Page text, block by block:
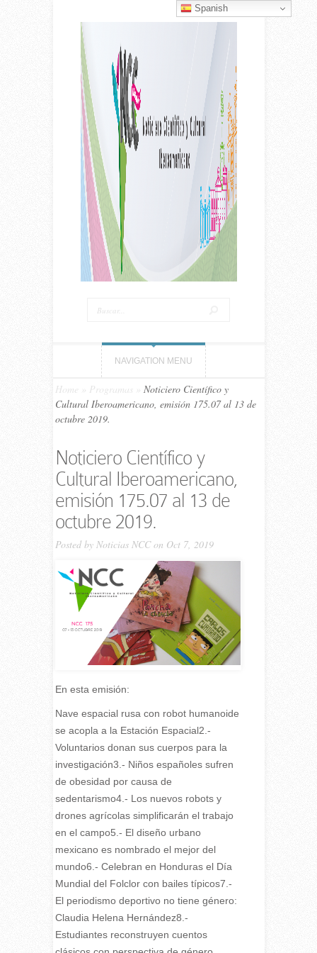
NAVIGATION MENU
Home Programas
Noticiero Científico y
Cultural Iberoamericano, emisión 175.07 al 13 de
octubre 2019.
Noticiero Científico y
Cultural Iberoamericano,
emisión 175.07 al 13 de
octubre 2019.
Posted by Noticias NCCon Oct 7, 2019
En esta emisión:
Nave espacial rusa con robot humanoide
se acopla a la Estación Espacial2.-
Voluntarios donan sus cuerpos para la
investigación3.- Niños españoles sufren
de obesidad por causa de
sedentarismo4.- Los nuevos robots y
drones agrícolas simplificarán el trabajo
en el campo5.- El diseño urbano
mexicano es nombrado el mejor del
mundo6.- Celebran en Honduras el Día
Mundial del Folclor con bailes típicos7.-
El periodismo deportivo no tiene género:
Claudia Helena Hernández8.-
Estudiantes reconstruyen cuentos
Spanish